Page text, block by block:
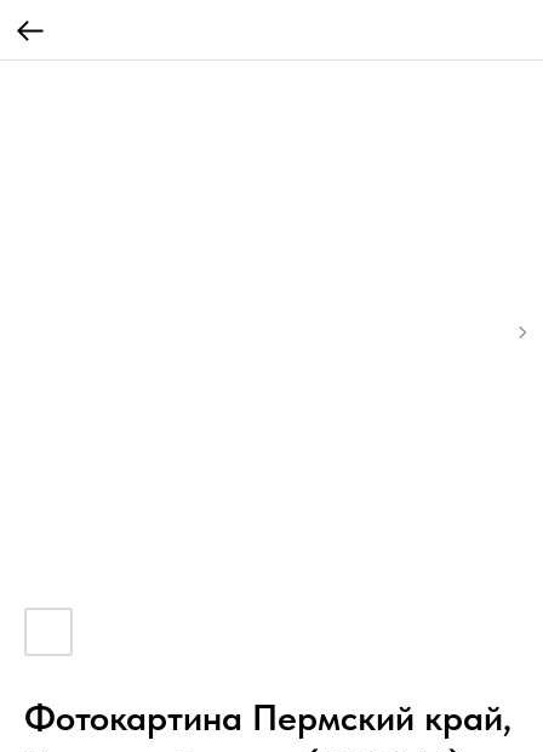
Фотокартина Пермский край,